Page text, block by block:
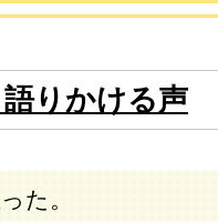
りかける声
た。